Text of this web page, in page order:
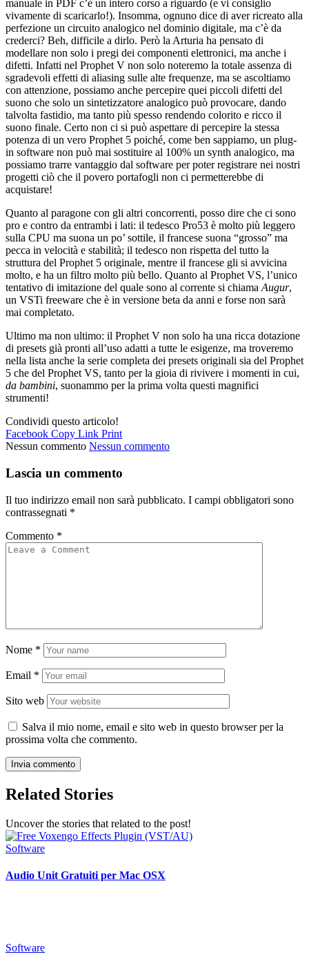
manuale in PDF c’è un intero corso a riguardo (e vi consiglio
vivamente di scaricarlo!). Insomma, ognuno dice di aver ricreato alla
perfezione un circuito analogico nel dominio digitale, ma c’è da
crederci? Beh, difficile a dirlo. Però la Arturia ha pensato di
modellare non solo i pregi dei componenti elettronici, ma anche i
difetti. Infatti nel Prophet V non solo noteremo la totale assenza di
sgradevoli effetti di aliasing sulle alte frequenze, ma se ascoltiamo
con attenzione, possiamo anche percepire quei piccoli difetti del
suono che solo un sintetizzatore analogico può provocare, dando
talvolta fastidio, ma tanto più spesso rendendo colorito e ricco il
suono finale. Certo non ci si può aspettare di percepire la stessa
potenza di un vero Prophet 5 poiché, come ben sappiamo, un plug-
in software non può mai sostituire al 100% un synth analogico, ma
possiamo trarre vantaggio dal software per poter registrare nei nostri
progetti ciò che il povero portafogli non ci permetterebbe di
acquistare!
Quanto al paragone con gli altri concorrenti, posso dire che ci sono
pro e contro da entrambi i lati: il tedesco Pro53 è molto più leggero
sulla CPU ma suona un po’ sottile, il francese suona “grosso” ma
pecca in velocità e stabilità; il tedesco non rispetta del tutto la
struttura del Prophet 5 originale, mentre il francese gli si avvicina
molto, e ha un filtro molto più bello. Quanto al Prophet VS, l’unico
tentativo di imitazione del quale sono al corrente si chiama Augur,
un VSTi freeware che è in versione beta da anni e forse non sarà
mai completato.
Ultimo ma non ultimo: il Prophet V non solo ha una ricca dotazione
di presets già pronti all’uso adatti a tutte le esigenze, ma troveremo
nella lista anche la serie completa dei presets originali sia del Prophet
5 che del Prophet VS, tanto per la gioia di rivivere i momenti in cui,
da bambini, suonammo per la prima volta questi magnifici
strumenti!
Condividi questo articolo!
Facebook Copy Link Print
Nessun commento Nessun commento
Lascia un commento
Il tuo indirizzo email non sarà pubblicato. I campi obbligatori sono
contrassegnati *
Commento *
Nome *
Email *
Sito web
Salva il mio nome, email e sito web in questo browser per la
prossima volta che commento.
Related Stories
Uncover the stories that related to the post!
Software
Audio Unit Gratuiti per Mac OSX
Software